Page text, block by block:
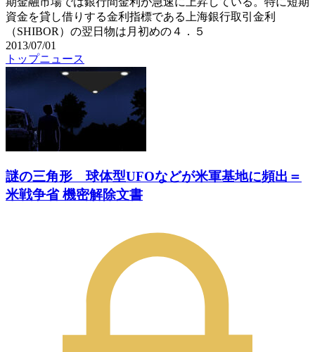
資金を貸し借りする金利指標である上海銀行取引金利
（SHIBOR）の翌日物は月初めの４．５
2013/07/01
トップニュース
謎の三角形 球体型UFOなどが米軍基地に頻出＝
米戦争省 機密解除文書